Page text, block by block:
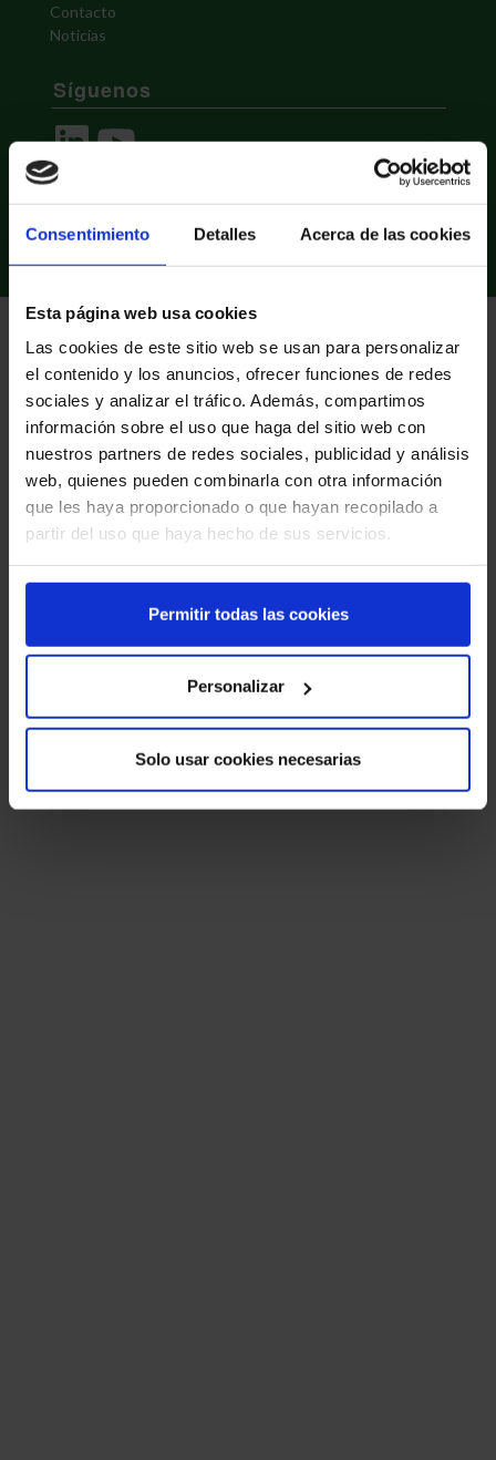
Consentimiento Detalles Acerca de las cookies
Esta página web usa cookies
Las cookies de este sitio web se usan para personalizar
el contenido y los anuncios, ofrecer funciones de redes
sociales y analizar el tráfico. Además, compartimos
información sobre el uso que haga del sitio web con
nuestros partners de redes sociales, publicidad y análisis
web, quienes pueden combinarla con otra información
que les haya proporcionado o que hayan recopilado a
partir del uso que haya hecho de sus servicios.
Permitir todas las cookies
Personalizar
Solo usar cookies necesarias
Contacto
Noticias
Síguenos
LinkedInYouTube